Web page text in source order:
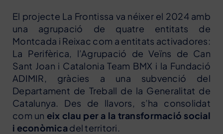
El projecte La Frontissa va néixer el 2024 amb
una agrupació de quatre entitats de
Montcada i Reixac com a entitats activadores:
La Perifèrica, l’Agrupació de Veïns de Can
Sant Joan i Catalonia Team BMX i la Fundació
ADIMIR, gràcies a una subvenció del
Departament de Treball de la Generalitat de
Catalunya. Des de llavors, s’ha consolidat
com un eix clau per a la transformació social
i econòmicadel territori.